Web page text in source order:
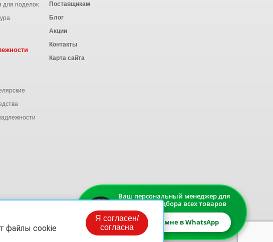
для поделок
Поставщикам
Блог
Акции
Контакты
Карта сайта
Ваш персональный менеджер для
быстрого подбора всех товаров
Напишите мне в WhatsApp
файлы cookie
Я согласен/
согласна